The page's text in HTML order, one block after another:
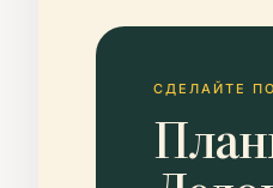
СДЕЛАЙТЕ